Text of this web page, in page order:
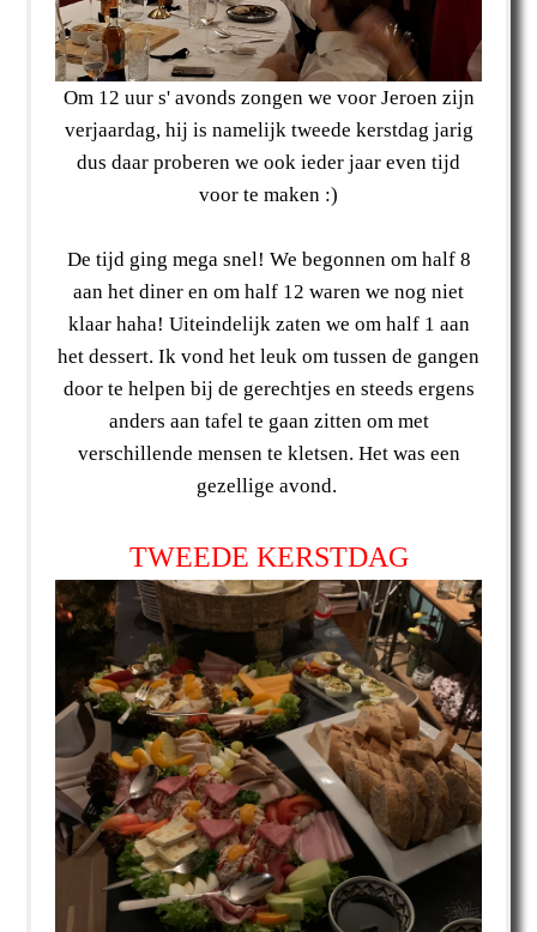
Om 12 uur s' avonds zongen we voor Jeroen zijn
verjaardag, hij is namelijk tweede kerstdag jarig
dus daar proberen we ook ieder jaar even tijd
voor te maken :)
De tijd ging mega snel! We begonnen om half 8
aan het diner en om half 12 waren we nog niet
klaar haha! Uiteindelijk zaten we om half 1 aan
het dessert. Ik vond het leuk om tussen de gangen
door te helpen bij de gerechtjes en steeds ergens
anders aan tafel te gaan zitten om met
verschillende mensen te kletsen. Het was een
gezellige avond.
TWEEDE KERSTDAG